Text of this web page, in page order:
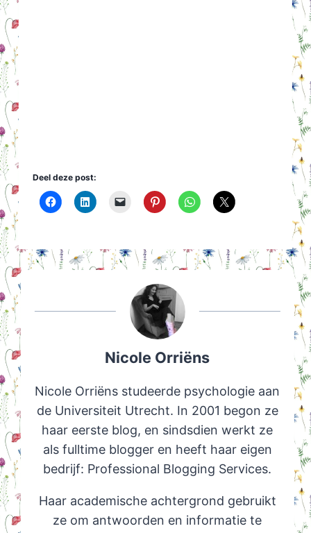
Deel deze post:
Nicole Orriëns
Nicole Orriëns studeerde psychologie aan
de Universiteit Utrecht. In 2001 begon ze
haar eerste blog, en sindsdien werkt ze
als fulltime blogger en heeft haar eigen
bedrijf: Professional Blogging Services.
Haar academische achtergrond gebruikt
ze om antwoorden en informatie te